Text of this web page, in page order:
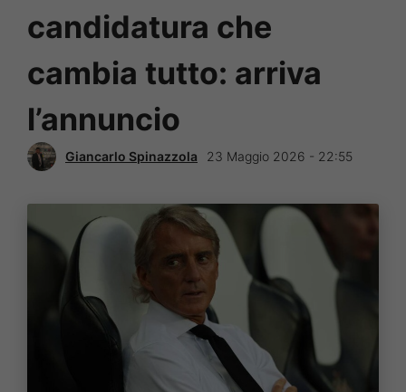
candidatura che
cambia tutto: arriva
l’annuncio
Giancarlo Spinazzola 23 Maggio 2026 - 22:55